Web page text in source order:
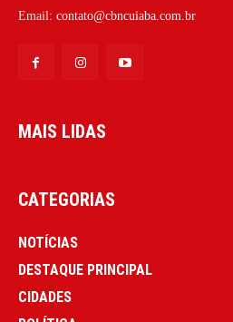
Email: contato@cbncuiaba.com.br
MAIS LIDAS
CATEGORIAS
NOTÍCIAS
DESTAQUE PRINCIPAL
CIDADES